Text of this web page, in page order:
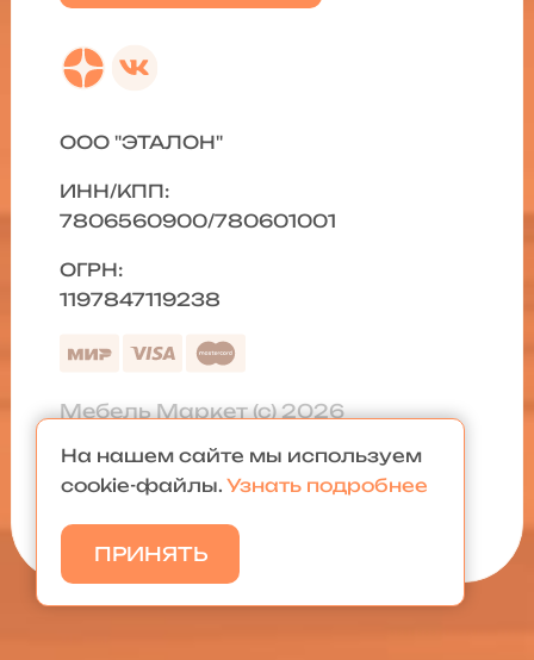
ООО "ЭТАЛОН"
ИНН/КПП:
7806560900/780601001
ОГРН:
1197847119238
Мебель Маркет (с) 2026
Политика конфиденциальности
Карта сайта
На нашем сайте мы используем
cookie-файлы. Узнать подробнее
ПРИНЯТЬ